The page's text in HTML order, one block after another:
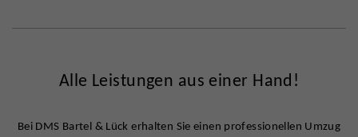
Alle Leistungen aus einer Hand!
Bei DMS Bartel & Lück erhalten Sie einen professionellen Umzug